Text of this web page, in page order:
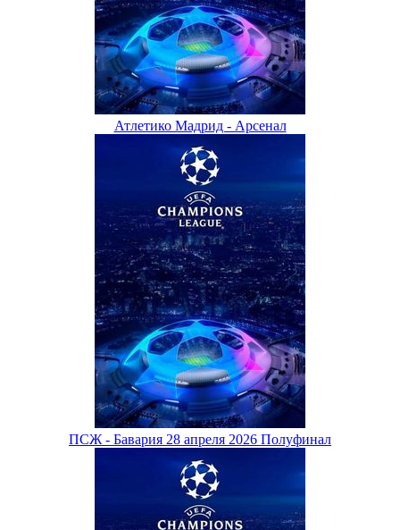
Атлетико Мадрид - Арсенал
ПСЖ - Бавария 28 апреля 2026 Полуфинал